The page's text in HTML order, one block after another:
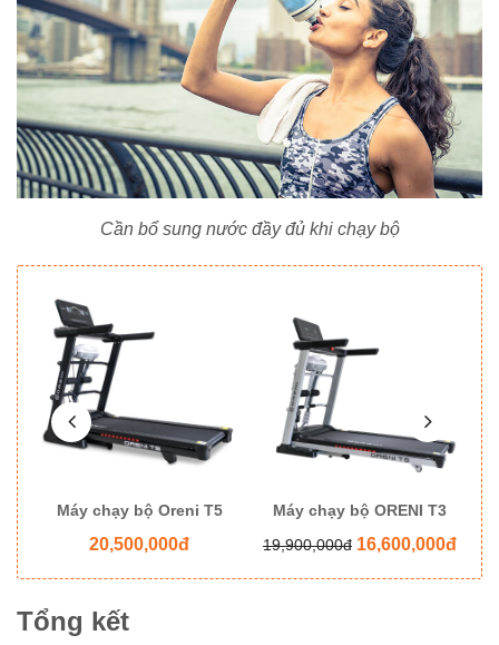
Cần bổ sung nước đầy đủ khi chạy bộ
Máy chạy bộ Oreni T5
20,500,000đ
Máy chạy bộ ORENI T3
19,900,000đ 16,600,000đ
Tổng kết